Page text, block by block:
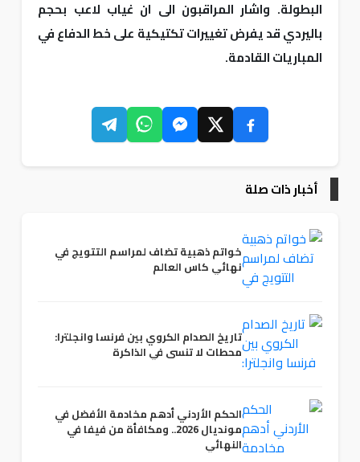
البطولة. واشار المراقبون الى ان غياب لاعب بحجم
باليردي قد يفرض تغييرات تكتيكية على خط الدفاع في
المباريات القادمة.
أخبار ذات صلة
خواتم ذهبية تضاف لمراسم التتويج في
نهائي كاس العالم
تاريخ الصدام الكروي بين فرنسا وانجلترا:
محطات لا تنسى في الذاكرة
الحكم الأردني أدهم مخادمة الأفضل في
مونديال 2026.. ومكافأة من فيفا في
النهائي